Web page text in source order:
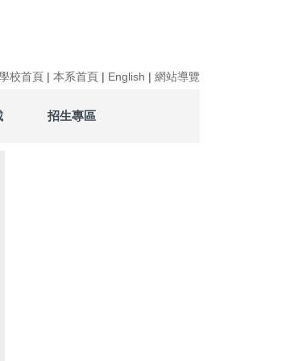
校首頁 | 本系首頁 | English | 網站導覽
招生專區